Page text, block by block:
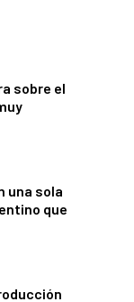
sobre el
una sola
que